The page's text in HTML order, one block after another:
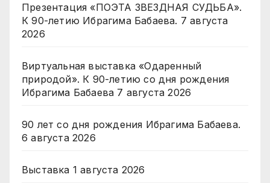
Презентация «ПОЭТА ЗВЕЗДНАЯ СУДЬБА».
К 90-летию Ибрагима Бабаева. 7 августа
2026
Виртуальная выставка «Одаренный
природой». К 90-летию со дня рождения
Ибрагима Бабаева 7 августа 2026
90 лет со дня рождения Ибрагима Бабаева.
6 августа 2026
Выставка 1 августа 2026